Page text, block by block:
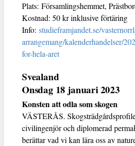
Plats: Församlingshemmet,
Kostnad: 50 kr inklusive förtäring
Info: studieframjandet.se/
arrangemang/kalenderhandelser/
for-hela-aret
Svealand
Onsdag 18 januari 2023
Konsten att odla som skogen
VÄSTERÅS.
civilingenjör och diplomerad
berättar vad vi kan lära oss av